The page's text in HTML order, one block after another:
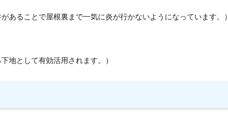
あることで屋根裏まで一気に炎が行かないようになっています。）
地として有効活用されます。）